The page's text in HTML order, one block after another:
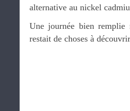
alternative au nickel
Une journée bien remplie
restait de choses à